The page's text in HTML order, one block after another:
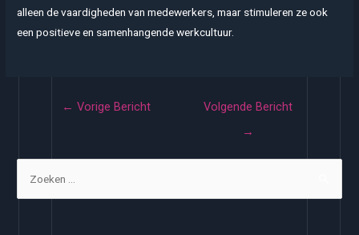
alleen de vaardigheden van medewerkers, maar stimuleren ze ook
een positieve en samenhangende werkcultuur.
← Vorige Bericht
Volgende Bericht
→